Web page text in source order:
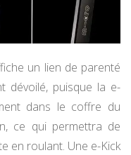
un lien de parenté
dévoilé, puisque la e-
dans le coffre du
ce qui permettra de
en roulant. Une e-Kick